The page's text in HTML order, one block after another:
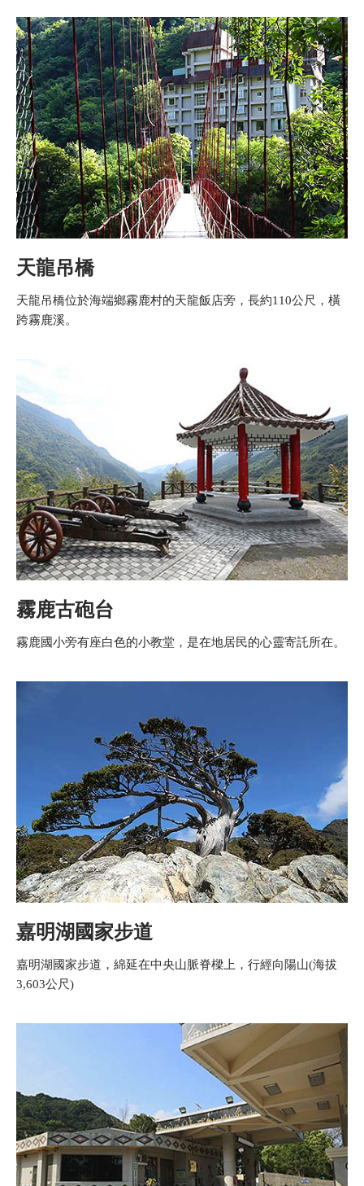
天龍吊橋
天龍吊橋位於海端鄉霧鹿村的天龍飯店旁，長約110公尺，橫
跨霧鹿溪。
霧鹿古砲台
霧鹿國小旁有座白色的小教堂，是在地居民的心靈寄託所在。
嘉明湖國家步道
嘉明湖國家步道，綿延在中央山脈脊樑上，行經向陽山(海拔
3,603公尺)